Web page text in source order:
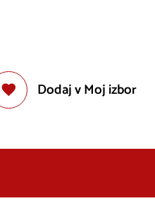
Dodaj v Moj izbor